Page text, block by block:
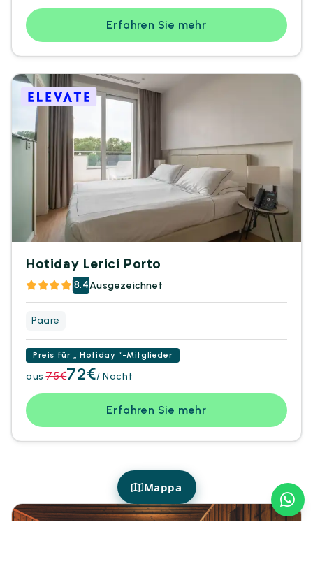
Mappa
Erfahren Sie mehr
Hotiday Lerici Porto
8.4Ausgezeichnet
Paare
Preis für „ Hotiday “-Mitglieder
aus 75€72€/ Nacht
Erfahren Sie mehr